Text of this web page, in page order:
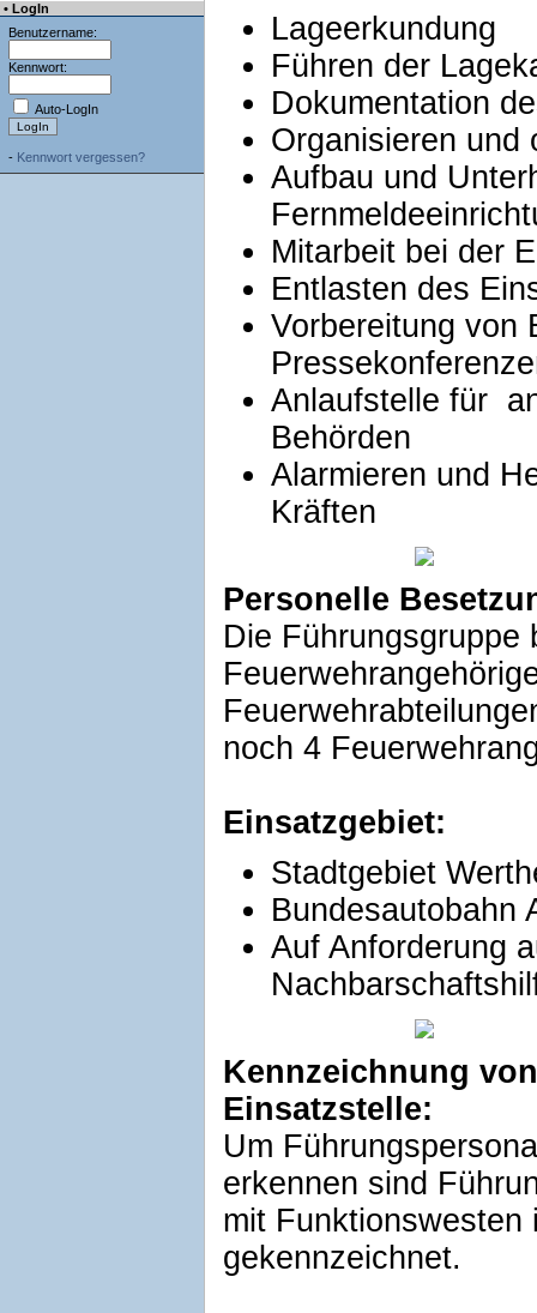
• LogIn
Benutzername:
Kennwort:
Auto-LogIn
- Kennwort vergessen?
Lageerkundung
Führen der
Dokumentation
Organisieren und
Aufbau und
Mitarbeit bei der
Entlasten des
Vorbereitung von
Anlaufstelle für
Behörden
Alarmieren und
Kräften
Personelle
Die Führungsgruppe
noch 4
Einsatzgebiet:
Stadtgebiet
Bundesautobahn
Auf Anforderung
Kennzeichnung
Einsatzstelle:
Um
erkennen sind
mit Funktionswesten
gekennzeichnet.